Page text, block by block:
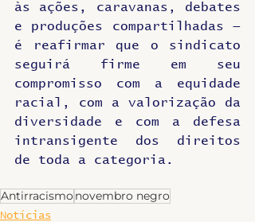
às ações, caravanas, debates
e produções compartilhadas —
é reafirmar que o sindicato
seguirá firme em seu
compromisso com a equidade
racial, com a valorização da
diversidade e com a defesa
intransigente dos direitos
de toda a categoria.
Antirracismo novembro negro
Notícias